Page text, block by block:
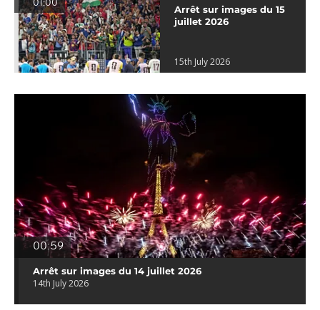
01:00
Arrêt sur images du 15
juillet 2026
15th July 2026
00:59
Arrêt sur images du 14 juillet 2026
14th July 2026